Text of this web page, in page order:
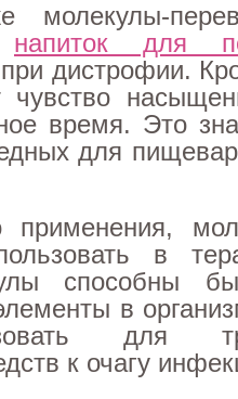
молекулы-
напиток для
дистрофии.
чувство
время. Это
для
применения,
в
способны
в
для
к очагу